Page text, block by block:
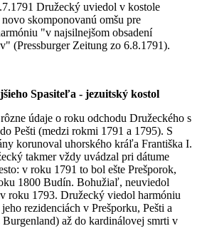
Družecký uviedol v kostole
skomponovanú omšu pre
"v najsilnejšom obsadení
(Pressburger Zeitung zo 6.8.1791).
Spasiteľa - jezuitský kostol
údaje o roku odchodu Družeckého s
Pešti (medzi rokmi 1791 a 1795). S
korunoval uhorského kráľa Františka I.
takmer vždy uvádzal pri dátume
v roku 1791 to bol ešte Prešporok,
1800 Budín. Bohužiaľ, neuviedol
roku 1793. Družecký viedol harmóniu
rezidenciách v Prešporku, Pešti a
až do kardinálovej smrti v